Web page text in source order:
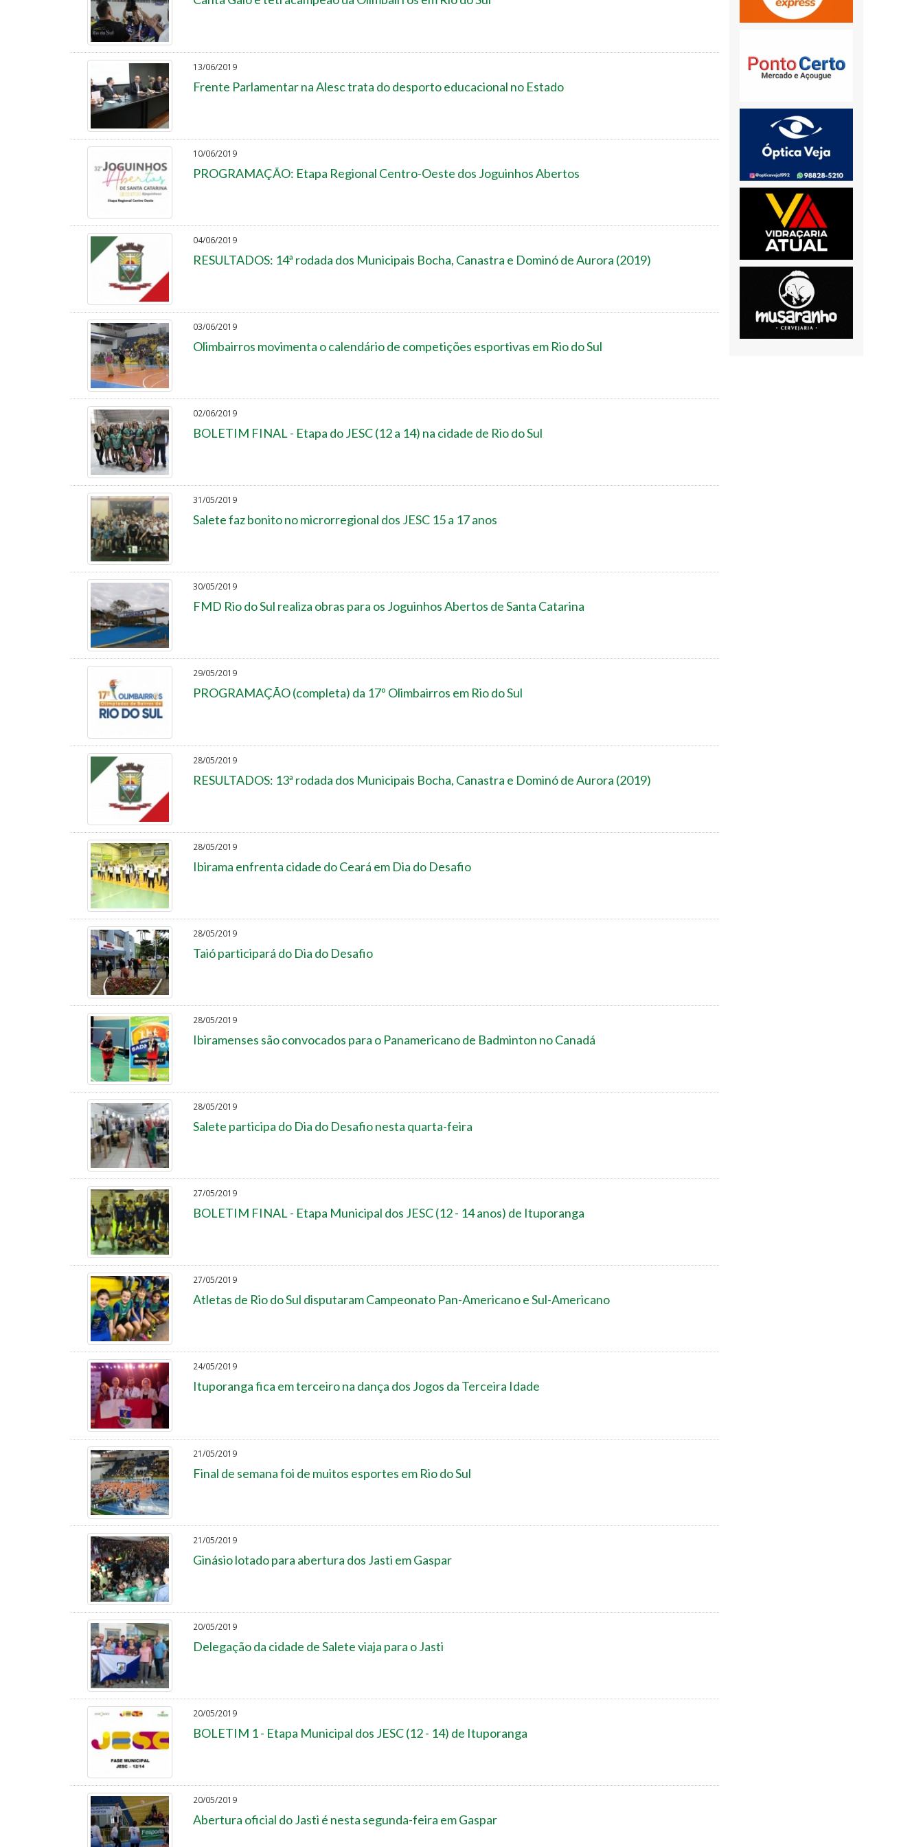
13/06/2019
Frente Parlamentar na Alesc trata do desporto educacional no Estado
10/06/2019
PROGRAMAÇÃO: Etapa Regional Centro-Oeste dos Joguinhos Abertos
04/06/2019
RESULTADOS: 14ª rodada dos Municipais Bocha, Canastra e Dominó de Aurora (2019)
03/06/2019
Olimbairros movimenta o calendário de competições esportivas em Rio do Sul
02/06/2019
BOLETIM FINAL - Etapa do JESC (12 a 14) na cidade de Rio do Sul
31/05/2019
Salete faz bonito no microrregional dos JESC 15 a 17 anos
30/05/2019
FMD Rio do Sul realiza obras para os Joguinhos Abertos de Santa Catarina
29/05/2019
PROGRAMAÇÃO (completa) da 17º Olimbairros em Rio do Sul
28/05/2019
RESULTADOS: 13ª rodada dos Municipais Bocha, Canastra e Dominó de Aurora (2019)
28/05/2019
Ibirama enfrenta cidade do Ceará em Dia do Desafio
28/05/2019
Taió participará do Dia do Desafio
28/05/2019
Ibiramenses são convocados para o Panamericano de Badminton no Canadá
28/05/2019
Salete participa do Dia do Desafio nesta quarta-feira
27/05/2019
BOLETIM FINAL - Etapa Municipal dos JESC (12 - 14 anos) de Ituporanga
27/05/2019
Atletas de Rio do Sul disputaram Campeonato Pan-Americano e Sul-Americano
24/05/2019
Ituporanga fica em terceiro na dança dos Jogos da Terceira Idade
21/05/2019
Final de semana foi de muitos esportes em Rio do Sul
21/05/2019
Ginásio lotado para abertura dos Jasti em Gaspar
20/05/2019
Delegação da cidade de Salete viaja para o Jasti
20/05/2019
BOLETIM 1 - Etapa Municipal dos JESC (12 - 14) de Ituporanga
20/05/2019
Abertura oficial do Jasti é nesta segunda-feira em Gaspar